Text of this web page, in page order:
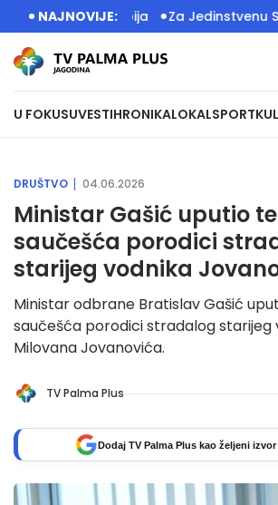
NAJNOVIJE:
Palate Srbija Za Jedinstvenu
U FOKUSUVESTIHRONIKALOKALSPORT
DRUŠTVO 04.06.2026
Ministar Gašić uputio
saučešća porodici
starijeg vodnika
Ministar odbrane Bratislav Gašić
saučešća porodici stradalog starijeg
Milovana Jovanovića.
TV Palma Plus
Dodaj TV Palma Plus kao željeni